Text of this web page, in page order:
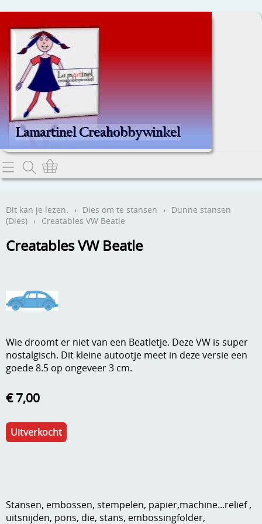
Home
Contact
Webwinkel
Aanbiedingen
Boeken en magazines
Dies om te stansen
DVD-CD
Embossen
Handige extra's
Kleurmateriaal-tekenmateriaal
Verzend - en verpakkingsk
Mijn account
Info
Anders creatief
Gastenboek
Dit kan je lezen. › Dies om te stansen › Dunne stansen
(Dies) › Creatables VW Beatle
Creatables VW Beatle
Wie droomt er niet van een Beatletje. Deze VW is super
nostalgisch. Dit kleine autootje meet in deze versie een
goede 8.5 op ongeveer 3 cm.
€ 7,00
Uitverkocht
Stansen, embossen, stempelen, papier,machine...reliëf ,
uitsnijden, pons, die, stans, embossingfolder,